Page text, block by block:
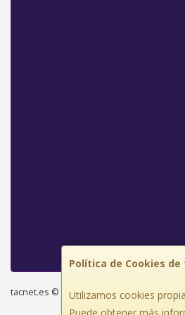
Política de Cookies
Utilizamos cookies
tacnet.es © 2026